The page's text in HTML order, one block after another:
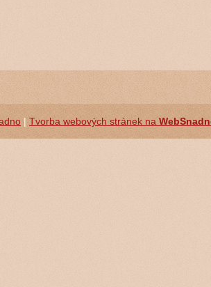
| Tvorba webových stránek na